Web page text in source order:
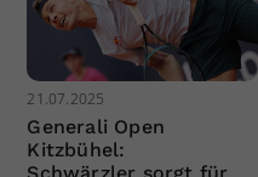
21.07.2025
Generali Open
Kitzbühel:
Schwärzler sorgt für